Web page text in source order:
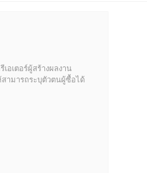
อเตอร์ผู้สร้างผลงาน
ามารถระบุตัวตนผู้ซื้อได้